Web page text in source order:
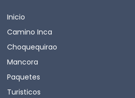
Inicio
Camino Inca
Choquequirao
Mancora
Paquetes
Turisticos